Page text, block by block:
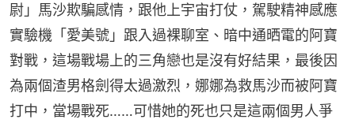
尉」馬沙欺騙感情，跟他上宇宙打仗，駕駛精神感應
實驗機「愛美號」跟入過裸聊室、暗中通晒電的阿寶
對戰，這場戰場上的三角戀也是沒有好結果，最後因
為兩個渣男格劍得太過激烈，娜娜為救馬沙而被阿寶
打中，當場戰死……可惜她的死也只是這兩個男人爭